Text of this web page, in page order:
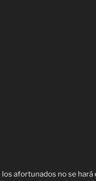
afortunados no se hará